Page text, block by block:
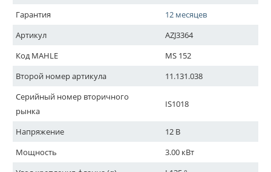
Гарантия
12 месяцев
Артикул
AZJ3364
Код MAHLE
MS 152
Второй номер артикула
11.131.038
Серийный номер вторичного
рынка
IS1018
Напряжение
12 В
Мощность
3.00 кВт